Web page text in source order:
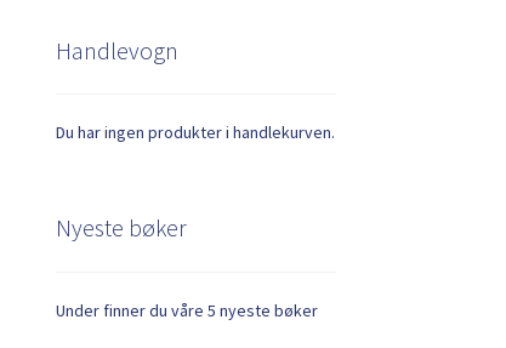
Handlevogn
Du har ingen produkter i handlekurven.
Nyeste bøker
Under finner du våre 5 nyeste bøker